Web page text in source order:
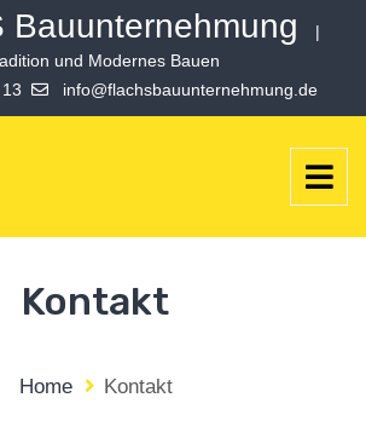
Bauunternehmung
|
und Modernes Bauen
info@flachsbauunternehmung.de
Kontakt
Home Kontakt